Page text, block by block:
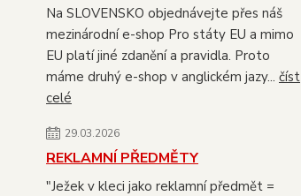
Na SLOVENSKO objednávejte přes náš
mezinárodní e-shop Pro státy EU a mimo
EU platí jiné zdanění a pravidla. Proto
máme druhý e-shop v anglickém jazy... číst
celé
29.03.2026
REKLAMNÍ PŘEDMĚTY
"Ježek v kleci jako reklamní předmět =